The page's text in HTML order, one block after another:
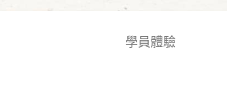
學員體驗